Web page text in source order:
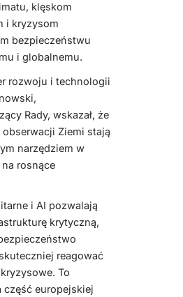
klęskom
i kryzysom
bezpieczeństwu
i globalnemu.
rozwoju i technologii
Rady, wskazał, że
Ziemi stają
narzędziem w
rosnące
i AI pozwalają
krytyczną,
reagować
To
część europejskiej